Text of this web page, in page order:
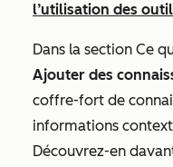
l’utilisation des
Dans la section Ce
Ajouter des
coffre-fort de
informations
Découvrez-en